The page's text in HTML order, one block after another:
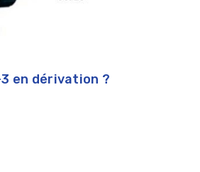
en dérivation ?